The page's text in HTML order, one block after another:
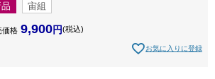
宙組
価格 9,900 税込
お気に入りに登録